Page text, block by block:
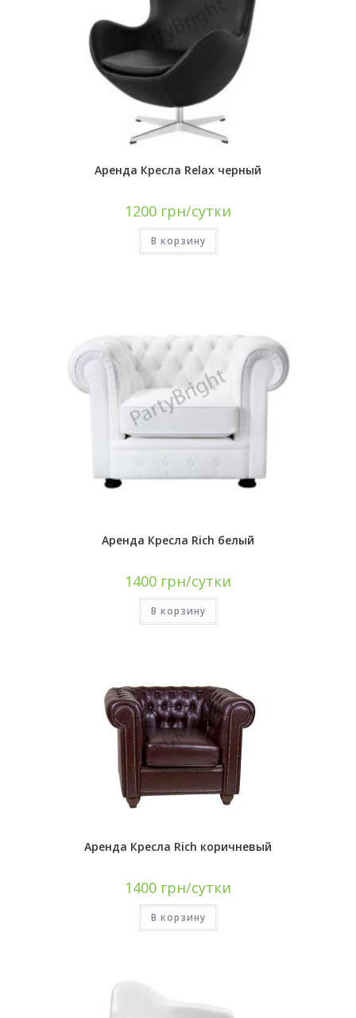
Аренда Кресла Relax черный
1200 грн/сутки
В корзину
Аренда Кресла Rich белый
1400 грн/сутки
В корзину
Аренда Кресла Rich коричневый
1400 грн/сутки
В корзину